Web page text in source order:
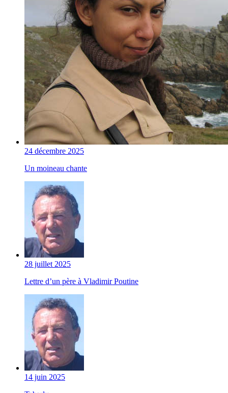
24 décembre 2025
Un moineau chante
28 juillet 2025
Lettre d’un père à Vladimir Poutine
14 juin 2025